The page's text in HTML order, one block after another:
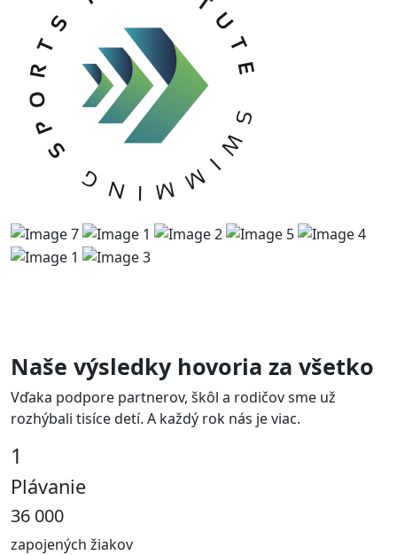
Naše výsledky hovoria za všetko
Vďaka podpore partnerov, škôl a rodičov sme už
rozhýbali tisíce detí. A každý rok nás je viac.
1
Plávanie
36 000
zapojených žiakov